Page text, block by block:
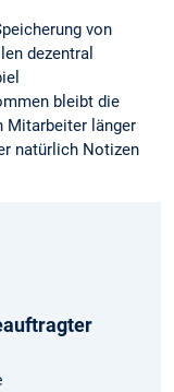
von
dezentral
bleibt die
Mitarbeiter länger
natürlich Notizen